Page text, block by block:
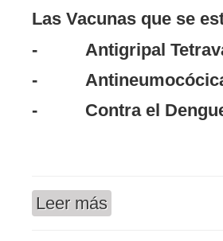
Las Vacunas que se
- Antigripal
- Antineumocócica
- Contra el
Leer más